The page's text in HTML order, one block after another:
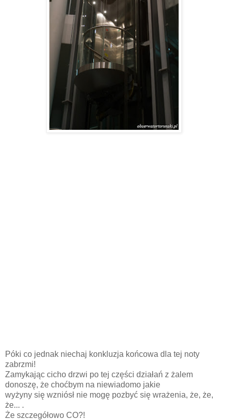
Póki co jednak niechaj konkluzja końcowa dla tej noty
zabrzmi!
Zamykając cicho drzwi po tej części działań z żalem
donoszę, że choćbym na niewiadomo jakie
wyżyny się wzniósł nie mogę pozbyć się wrażenia, że, że,
że... .
Że szczegółowo CO?!